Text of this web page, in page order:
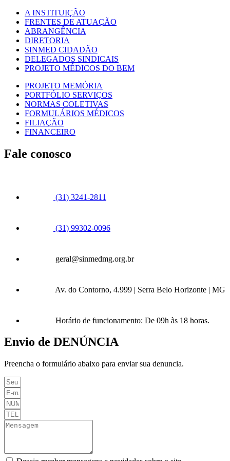
A INSTITUIÇÃO
FRENTES DE ATUAÇÃO
ABRANGÊNCIA
DIRETORIA
SINMED CIDADÃO
DELEGADOS SINDICAIS
PROJETO MÉDICOS DO BEM
PROJETO MEMÓRIA
PORTFÓLIO SERVIÇOS
NORMAS COLETIVAS
FORMULÁRIOS MÉDICOS
FILIAÇÃO
FINANCEIRO
Fale conosco
(31) 3241-2811
(31) 99302-0096
geral@sinmedmg.org.br
Av. do Contorno, 4.999 | Serra Belo Horizonte | MG
Horário de funcionamento: De 09h às 18 horas.
Envio de DENÚNCIA
Preencha o formulário abaixo para enviar sua denuncia.